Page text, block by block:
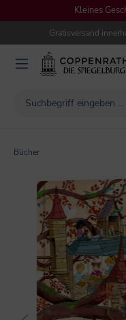
Kleines
Gratisversand
Bücher
Bildergalerie überspringen